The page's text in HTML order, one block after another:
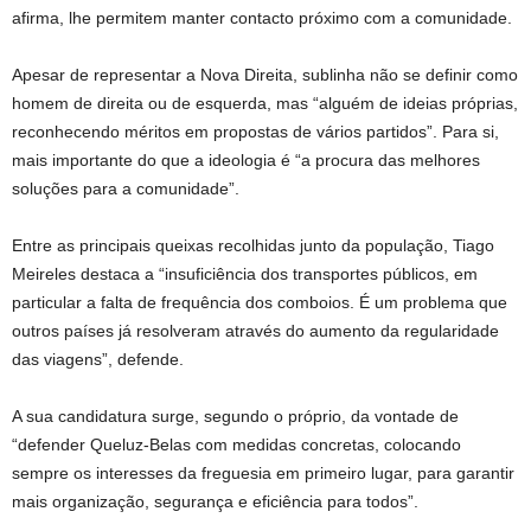
afirma, lhe permitem manter contacto próximo com a comunidade.
Apesar de representar a Nova Direita, sublinha não se definir como
homem de direita ou de esquerda, mas “alguém de ideias próprias,
reconhecendo méritos em propostas de vários partidos”. Para si,
mais importante do que a ideologia é “a procura das melhores
soluções para a comunidade”.
Entre as principais queixas recolhidas junto da população, Tiago
Meireles destaca a “insuficiência dos transportes públicos, em
particular a falta de frequência dos comboios. É um problema que
outros países já resolveram através do aumento da regularidade
das viagens”, defende.
A sua candidatura surge, segundo o próprio, da vontade de
“defender Queluz-Belas com medidas concretas, colocando
sempre os interesses da freguesia em primeiro lugar, para garantir
mais organização, segurança e eficiência para todos”.